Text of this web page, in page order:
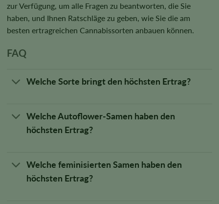
zur Verfügung, um alle Fragen zu beantworten, die Sie
haben, und Ihnen Ratschläge zu geben, wie Sie die am
besten ertragreichen Cannabissorten anbauen können.
FAQ
Welche Sorte bringt den höchsten Ertrag?
Welche Autoflower-Samen haben den
höchsten Ertrag?
Welche feminisierten Samen haben den
höchsten Ertrag?